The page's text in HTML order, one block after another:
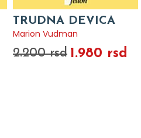
TRUDNA DEVICA
Marion Vudman
2.200 rsd 1.980 rsd